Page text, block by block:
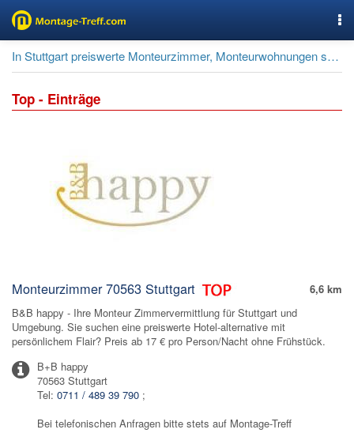
In Stuttgart preiswerte Monteurzimmer, Monteurwohnungen suchen und buchen.
Top - Einträge
6,6 km
Monteurzimmer 70563 Stuttgart
B&B happy - Ihre Monteur Zimmervermittlung für Stuttgart und
Umgebung. Sie suchen eine preiswerte Hotel-alternative mit
persönlichem Flair? Preis ab 17 € pro Person/Nacht ohne Frühstück.
B+B happy
70563 Stuttgart
Tel: 0711 / 489 39 790 ;
Bei telefonischen Anfragen bitte stets auf Montage-Treff